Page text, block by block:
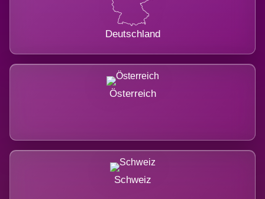
Deutschland
Österreich
Schweiz